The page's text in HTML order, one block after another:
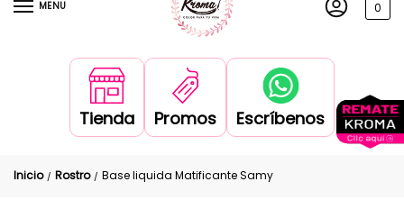
MENU 0
Tienda Promos Escríbenos
Inicio / Rostro / Base liquida Matificante Samy